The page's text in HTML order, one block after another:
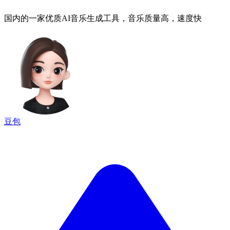
国内的一家优质AI音乐生成工具，音乐质量高，速度快
豆包